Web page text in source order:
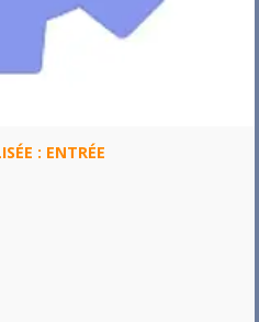
: ENTRÉE